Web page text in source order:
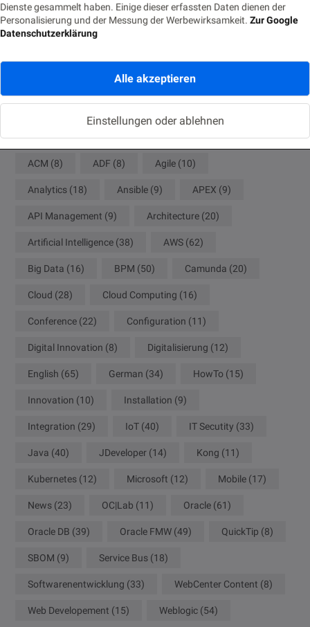
Dienste gesammelt haben. Einige dieser erfassten Daten dienen der
Personalisierung und der Messung der Werbewirksamkeit. Zur Google
Datenschutzerklärung
Alle akzeptieren
Einstellungen oder ablehnen
18. JUNI 2026
Die Nachtwache: Rufbereitschaft für IT-Profis
9. JUNI 2026
ACM (8) ADF (8) Agile (10)
Analytics (18) Ansible (9) APEX (9)
API Management (9) Architecture (20)
Artificial Intelligence (38) AWS (62)
Big Data (16) BPM (50) Camunda (20)
Cloud (28) Cloud Computing (16)
Conference (22) Configuration (11)
Digital Innovation (8) Digitalisierung (12)
English (65) German (34) HowTo (15)
Innovation (10) Installation (9)
Integration (29) IoT (40) IT Secutity (33)
Java (40) JDeveloper (14) Kong (11)
Kubernetes (12) Microsoft (12) Mobile (17)
News (23) OC|Lab (11) Oracle (61)
Oracle DB (39) Oracle FMW (49) QuickTip (8)
SBOM (9) Service Bus (18)
Softwarenentwicklung (33) WebCenter Content (8)
Web Developement (15) Weblogic (54)